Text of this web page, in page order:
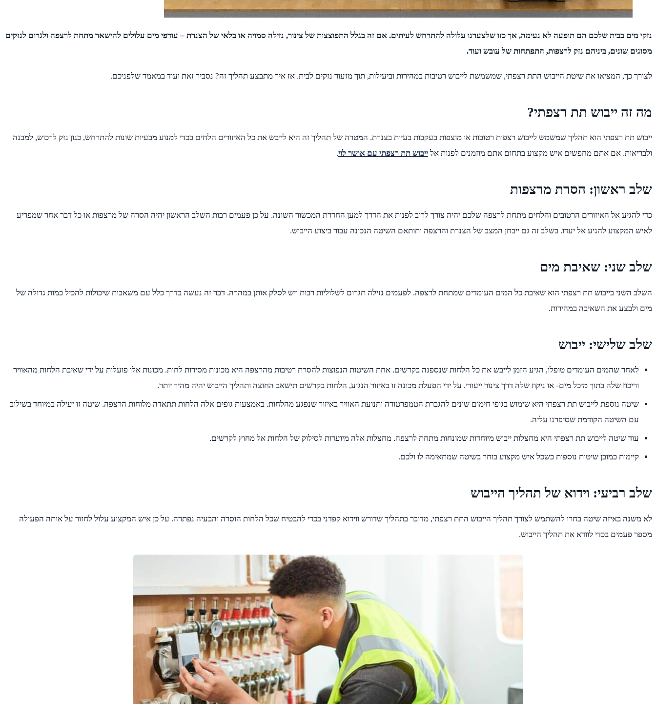
נזקי מים בבית שלכם הם תופעה לא נעימה, אך כזו שלצערנו עלולה להתרחש לעיתים. אם זה בגלל התפוצצות של צינור, נזילה סמויה או בלאי של הצנרת – עודפי מים עלולים להישאר מתחת לרצפה ולגרום לנזקים
מסוגים שונים, ביניהם נזק לרצפות, התפתחות של עובש ועוד.
לצורך כך, המציאו את שיטת הייבוש התת רצפתי, שמשמשת לייבוש רטיבות במהירות וביעילות, תוך מזעור נזקים לבית. אז איך מתבצע תהליך זה? נסביר זאת ועוד במאמר שלפניכם.
מה זה ייבוש תת רצפתי?
ייבוש תת רצפתי הוא תהליך שמשמש לייבוש רצפות רטובות או מוצפות בעקבות בעיות בצנרת. המטרה של תהליך זה היא לייבש את כל האיזורים הלחים בכדי למנוע מבעיות שונות להתרחש, כגון נזק לרכוש, למבנה
ולבריאות. אם אתם מחפשים איש מקצוע בתחום אתם מוזמנים לפנות אל ייבוש תת רצפתי עם אושר לוי.
שלב ראשון: הסרת מרצפות
כדי להגיע אל האיזורים הרטובים והלחים מתחת לרצפה שלכם יהיה צורך לרוב לפנות את הדרך למען החדרת המכשור השונה. על כן פעמים רבות השלב הראשון יהיה הסרה של מרצפות או כל דבר אחר שמפריע
לאיש המקצוע להגיע אל יעדו. בשלב זה גם ייבחן המצב של הצנרת והרצפה ותותאם השיטה הנכונה עבור ביצוע הייבוש.
שלב שני: שאיבת מים
השלב השני בייבוש תת רצפתי הוא שאיבת כל המים העומדים שמתחת לרצפה. לפעמים נזילה תגרום לשלוליות רבות ויש לסלק אותן במהרה. דבר זה נעשה בדרך כלל עם משאבות שיכולות להכיל כמות גדולה של
מים ולבצע את השאיבה במהירות.
שלב שלישי: ייבוש
לאחר שהמים העומדים טופלו, הגיע הזמן לייבש את כל הלחות שנספגה בקרשים. אחת השיטות הנפוצות להסרת רטיבות מהרצפה היא מכונות מסירות לחות. מכונות אלו פועלות על ידי שאיבת הלחות מהאוויר
וריכוז שלה בתוך מיכל מים- או ניקוז שלה דרך צינור ייעודי. על ידי הפעלת מכונה זו באיזור הנגוע, הלחות בקרשים תישאב החוצה ותהליך הייבוש יהיה מהיר יותר.
שיטה נוספת לייבוש תת רצפתי היא שימוש בגופי חימום שונים להגברת הטמפרטורה ותנועת האוויר באיזור שנפגע מהלחות. באמצעות גופים אלה הלחות תתאדה מלוחות הרצפה. שיטה זו יעילה במיוחד בשילוב
עם השיטה הקודמת שסיפרנו עליה.
עוד שיטה לייבוש תת רצפתי היא מחצלות ייבוש מיוחדות שמונחות מתחת לרצפה. מחצלות אלה מיועדות לסילוק של הלחות אל מחוץ לקרשים.
קיימות כמובן שיטות נוספות כשכל איש מקצוע בוחר בשיטה שמתאימה לו ולכם.
שלב רביעי: וידוא של תהליך הייבוש
לא משנה באיזה שיטה בחרו להשתמש לצורך תהליך הייבוש התת רצפתי, מדובר בתהליך שדורש ווידוא קפדני בכדי להבטיח שכל הלחות הוסרה והבעיה נפתרה. על כן איש המקצוע עלול לחזור על אותה הפעולה
מספר פעמים בכדי לוודא את תהליך הייבוש.